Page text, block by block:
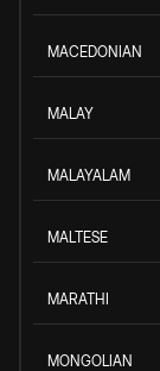
MACEDONIAN
MALAY
MALAYALAM
MALTESE
MARATHI
MONGOLIAN